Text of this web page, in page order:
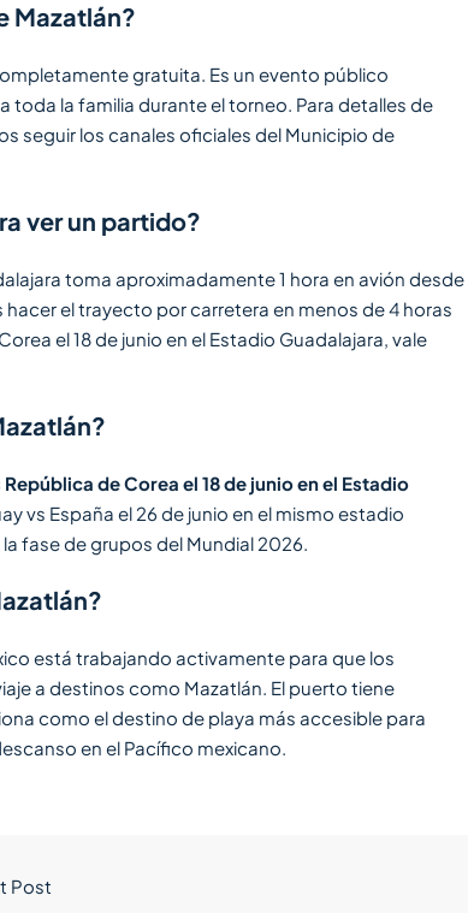
Mazatlán?
gratuita. Es un evento público
toda la familia durante el torneo. Para detalles de
seguir los canales oficiales del Municipio de
ver un partido?
toma aproximadamente 1 hora en avión desde
el trayecto por carretera en menos de 4 horas
el 18 de junio en el Estadio Guadalajara, vale
República de Corea el 18 de junio en el Estadio
vs España el 26 de junio en el mismo estadio
fase de grupos del Mundial 2026.
está trabajando activamente para que los
a destinos como Mazatlán. El puerto tiene
como el destino de playa más accesible para
en el Pacífico mexicano.
Post